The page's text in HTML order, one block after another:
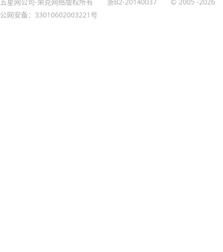
公网安备：33010602003221号